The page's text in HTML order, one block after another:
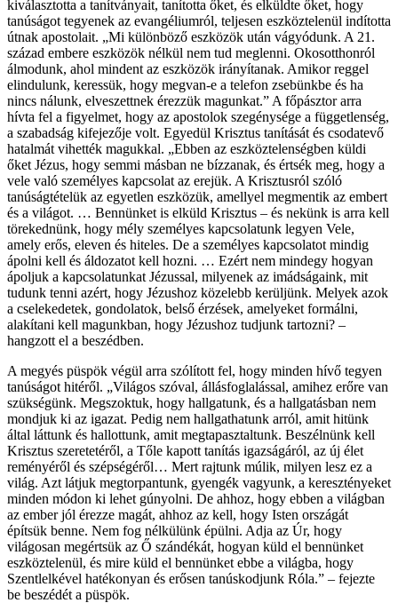
kiválasztotta a tanítványait, tanította őket, és elküldte őket, hogy
tanúságot tegyenek az evangéliumról, teljesen eszköztelenül indította
útnak apostolait. „Mi különböző eszközök után vágyódunk. A 21.
század embere eszközök nélkül nem tud meglenni. Okosotthonról
álmodunk, ahol mindent az eszközök irányítanak. Amikor reggel
elindulunk, keressük, hogy megvan-e a telefon zsebünkbe és ha
nincs nálunk, elveszettnek érezzük magunkat.” A főpásztor arra
hívta fel a figyelmet, hogy az apostolok szegénysége a függetlenség,
a szabadság kifejezője volt. Egyedül Krisztus tanítását és csodatevő
hatalmát vihették magukkal. „Ebben az eszköztelenségben küldi
őket Jézus, hogy semmi másban ne bízzanak, és értsék meg, hogy a
vele való személyes kapcsolat az erejük. A Krisztusról szóló
tanúságtételük az egyetlen eszközük, amellyel megmentik az embert
és a világot. … Bennünket is elküld Krisztus – és nekünk is arra kell
törekednünk, hogy mély személyes kapcsolatunk legyen Vele,
amely erős, eleven és hiteles. De a személyes kapcsolatot mindig
ápolni kell és áldozatot kell hozni. … Ezért nem mindegy hogyan
ápoljuk a kapcsolatunkat Jézussal, milyenek az imádságaink, mit
tudunk tenni azért, hogy Jézushoz közelebb kerüljünk. Melyek azok
a cselekedetek, gondolatok, belső érzések, amelyeket formálni,
alakítani kell magunkban, hogy Jézushoz tudjunk tartozni? –
hangzott el a beszédben.
A megyés püspök végül arra szólított fel, hogy minden hívő tegyen
tanúságot hitéről. „Világos szóval, állásfoglalással, amihez erőre van
szükségünk. Megszoktuk, hogy hallgatunk, és a hallgatásban nem
mondjuk ki az igazat. Pedig nem hallgathatunk arról, amit hitünk
által láttunk és hallottunk, amit megtapasztaltunk. Beszélnünk kell
Krisztus szeretetéről, a Tőle kapott tanítás igazságáról, az új élet
reményéről és szépségéről… Mert rajtunk múlik, milyen lesz ez a
világ. Azt látjuk megtorpantunk, gyengék vagyunk, a keresztényeket
minden módon ki lehet gúnyolni. De ahhoz, hogy ebben a világban
az ember jól érezze magát, ahhoz az kell, hogy Isten országát
építsük benne. Nem fog nélkülünk épülni. Adja az Úr, hogy
világosan megértsük az Ő szándékát, hogyan küld el bennünket
eszköztelenül, és mire küld el bennünket ebbe a világba, hogy
Szentlelkével hatékonyan és erősen tanúskodjunk Róla.” – fejezte
be beszédét a püspök.